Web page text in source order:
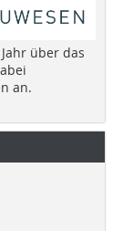
über das
an.